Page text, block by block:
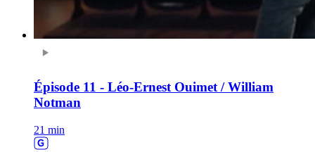
Épisode 11 - Léo-Ernest Ouimet / William
Notman
21 min